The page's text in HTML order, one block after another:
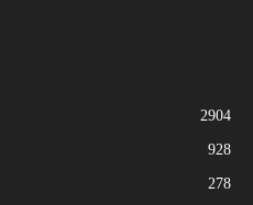
2904
928
278